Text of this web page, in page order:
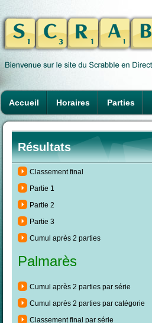
Accueil Horaires Parties
Résultats
Classement final
Partie 1
Partie 2
Partie 3
Cumul après 2 parties
Palmarès
Cumul après 2 parties par série
Cumul après 2 parties par catégorie
Classement final par série